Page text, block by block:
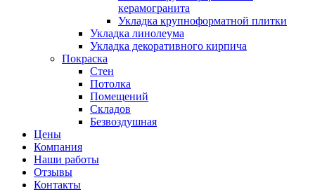
керамогранита
Укладка крупноформатной плитки
Укладка линолеума
Укладка декоративного кирпича
Покраска
Стен
Потолка
Помещений
Складов
Безвоздушная
Цены
Компания
Наши работы
Отзывы
Контакты